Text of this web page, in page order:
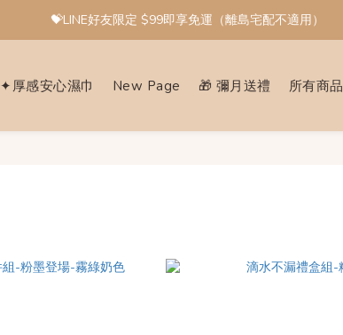
💝LINE好友限定 $99即享免運（離島宅配不適用）
✦厚感安心濕巾 New Page 🎁 彌月送禮 所有商品